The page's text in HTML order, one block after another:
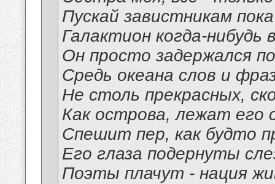
Пускай завистникам
Галактион когда-нибудь
Он просто задержался
Средь океана слов и
Не столь прекрасных,
Как острова, лежат его
Спешит пер, как будто
Его глаза подернуты
Поэты плачут - нация